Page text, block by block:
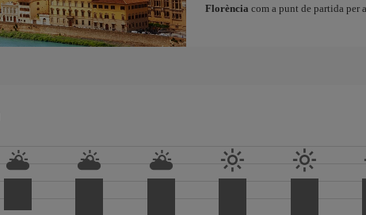
Florència com a punt de partida per